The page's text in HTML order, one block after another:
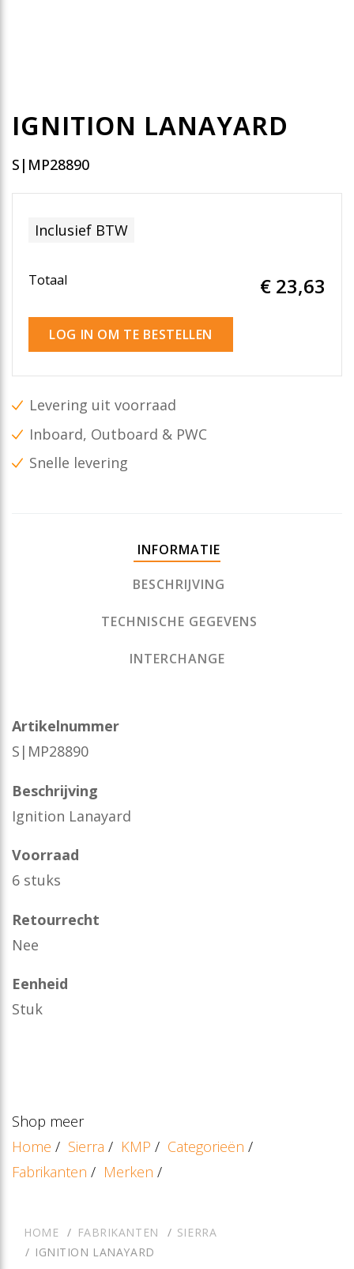
IGNITION LANAYARD
S|MP28890
Inclusief BTW
Totaal € 23,63
LOG IN OM TE BESTELLEN
Levering uit voorraad
Inboard, Outboard & PWC
Snelle levering
INFORMATIE
BESCHRIJVING
TECHNISCHE GEGEVENS
INTERCHANGE
Artikelnummer
S|MP28890
Beschrijving
Ignition Lanayard
Voorraad
6 stuks
Retourrecht
Nee
Eenheid
Stuk
Shop meer
Home / Sierra / KMP / Categorieën /
Fabrikanten / Merken /
HOME FABRIKANTEN
SIERRA
IGNITION LANAYARD